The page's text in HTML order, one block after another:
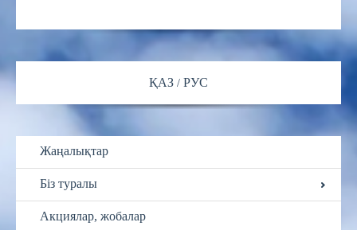
ҚАЗ РУС
Жаңалықтар
Біз туралы
Акциялар, жобалар